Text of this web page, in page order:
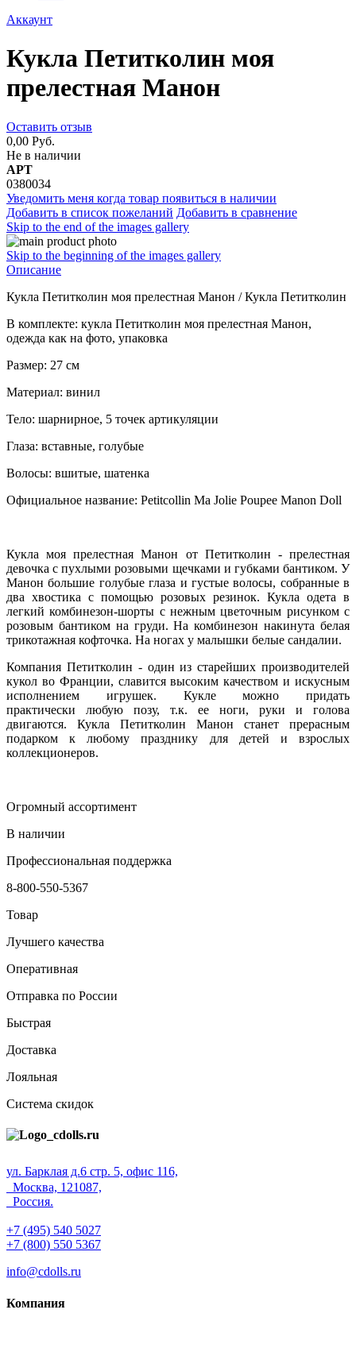
Аккаунт
Кукла Петитколин моя
прелестная Манон
Оставить отзыв
0,00 Руб.
Не в наличии
АРТ
0380034
Уведомить меня когда товар появиться в наличии
Добавить в список пожеланий Добавить в сравнение
Skip to the end of the images gallery
Skip to the beginning of the images gallery
Описание
Кукла Петитколин моя прелестная Манон / Кукла Петитколин
В комплекте: кукла Петитколин моя прелестная Манон,
одежда как на фото, упаковка
Размер: 27 см
Материал: винил
Тело: шарнирное, 5 точек артикуляции
Глаза: вставные, голубые
Волосы: вшитые, шатенка
Официальное название: Petitcollin Ma Jolie Poupee Manon Doll
Кукла моя прелестная Манон от Петитколин - прелестная
девочка с пухлыми розовыми щечками и губками бантиком. У
Манон большие голубые глаза и густые волосы, собранные в
два хвостика с помощью розовых резинок. Кукла одета в
легкий комбинезон-шорты с нежным цветочным рисунком с
розовым бантиком на груди. На комбинезон накинута белая
трикотажная кофточка. На ногах у малышки белые сандалии.
Компания Петитколин - один из старейших производителей
кукол во Франции, славится высоким качеством и искусным
исполнением игрушек. Кукле можно придать
практически любую позу, т.к. ее ноги, руки и голова
двигаются. Кукла Петитколин Манон станет прерасным
подарком к любому празднику для детей и взрослых
коллекционеров.
Огромный ассортимент
В наличии
Профессиональная поддержка
8-800-550-5367
Товар
Лучшего качества
Оперативная
Отправка по России
Быстрая
Доставка
Лояльная
Система скидок
ул. Барклая д.6 стр. 5, офис 116,
Москва, 121087,
Россия.
+7 (495) 540 5027
+7 (800) 550 5367
info@cdolls.ru
Компания